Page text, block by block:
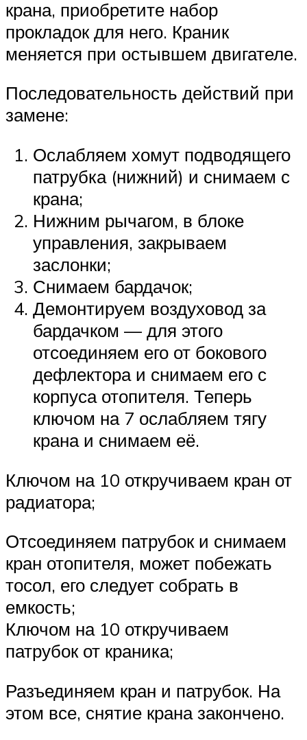
крана, приобретите набор
прокладок для него. Краник
меняется при остывшем двигателе.
Последовательность действий при
замене:
Ослабляем хомут подводящего
патрубка (нижний) и снимаем с
крана;
Нижним рычагом, в блоке
управления, закрываем
заслонки;
Снимаем бардачок;
Демонтируем воздуховод за
бардачком — для этого
отсоединяем его от бокового
дефлектора и снимаем его с
корпуса отопителя. Теперь
ключом на 7 ослабляем тягу
крана и снимаем её.
Ключом на 10 откручиваем кран от
радиатора;
Отсоединяем патрубок и снимаем
кран отопителя, может побежать
тосол, его следует собрать в
емкость;
Ключом на 10 откручиваем
патрубок от краника;
Разъединяем кран и патрубок. На
этом все, снятие крана закончено.